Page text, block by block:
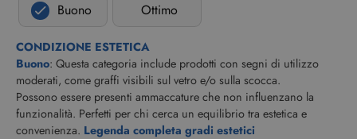
Buono Ottimo
CONDIZIONE ESTETICA
Buono: Questa categoria include prodotti con segni di utilizzo
moderati, come graffi visibili sul vetro e/o sulla scocca.
Possono essere presenti ammaccature che non influenzano la
funzionalità. Perfetti per chi cerca un equilibrio tra estetica e
convenienza. Legenda completa gradi estetici